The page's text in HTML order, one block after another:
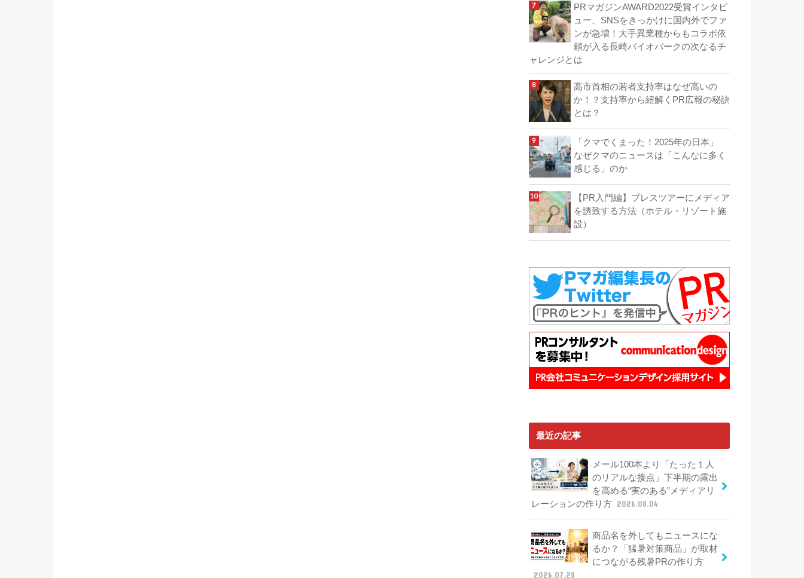
PRマガジンAWARD2022受賞インタビ
ュー、SNSをきっかけに国内外でファ
ンが急増！大手異業種からもコラボ依
頼が入る長崎バイオパークの次なるチ
ャレンジとは
高市首相の若者支持率はなぜ高いの
か！？支持率から紐解くPR広報の秘訣
とは？
「クマでくまった！2025年の日本」
なぜクマのニュースは「こんなに多く
感じる」のか
【PR入門編】プレスツアーにメディア
を誘致する方法（ホテル・リゾート施
設）
最近の記事
メール100本より「たった１人
のリアルな接点」下半期の露出
を高める“実のある”メディアリ
レーションの作り方 2026.08.04
商品名を外してもニュースにな
るか？「猛暑対策商品」が取材
につながる残暑PRの作り方
2026.07.28